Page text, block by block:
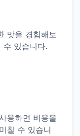
맛을 경험해보
수 있습니다.
용하면 비용을
칠 수 있습니